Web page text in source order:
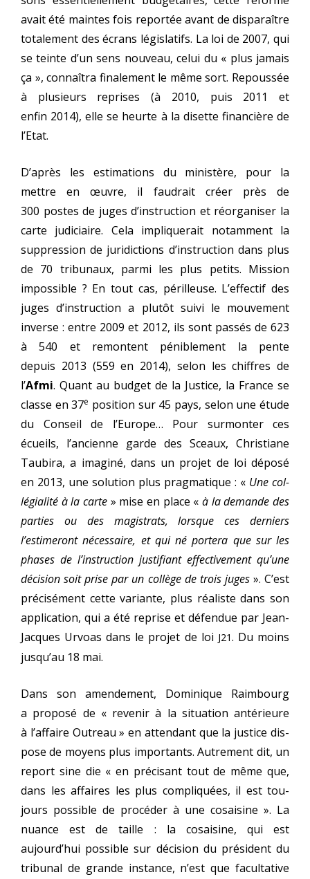
avait été maintes fois repor­tée avant de dis­pa­raître
tota­le­ment des écrans légis­la­tifs. La loi de 2007, qui
se teinte d’un sens nou­veau, celui du « plus jamais
ça », connaî­tra fina­le­ment le même sort. Repoussée
à plu­sieurs reprises (à 2010, puis 2011 et
enfin 2014), elle se heurte à la disette finan­cière de
l’Etat.
D’après les esti­ma­tions du minis­tère, pour la
mettre en œuvre, il fau­drait créer près de
300 postes de juges d’instruction et réor­ga­ni­ser la
carte judi­ciaire. Cela impli­que­rait notam­ment la
sup­pres­sion de juri­dic­tions d’instruction dans plus
de 70 tri­bu­naux, par­mi les plus petits. Mission
impos­sible ? En tout cas, périlleuse. L’effectif des
juges d’instruction a plu­tôt sui­vi le mou­ve­ment
inverse : entre 2009 et 2012, ils sont pas­sés de 623
à 540 et remontent péni­ble­ment la pente
depuis 2013 (559 en 2014), selon les chiffres de
l’Afmi. Quant au bud­get de la Justice, la France se
classe en 37e posi­tion sur 45 pays, selon une étude
du Conseil de l’Europe… Pour sur­mon­ter ces
écueils, l’ancienne garde des Sceaux, Christiane
Taubira, a ima­gi­né, dans un pro­jet de loi dépo­sé
en 2013, une solu­tion plus prag­ma­tique : « Une col­
lé­gia­li­té à la carte » mise en place « à la demande des
par­ties ou des magis­trats, lorsque ces der­niers
l’estimeront néces­saire, et qui né por­te­ra que sur les
phases de l’instruction jus­ti­fiant effec­ti­ve­ment qu’une
déci­sion soit prise par un col­lège de trois juges». C’est
pré­ci­sé­ment cette variante, plus réa­liste dans son
appli­ca­tion, qui a été reprise et défen­due par Jean-
Jacques Urvoas dans le pro­jet de loi J21. Du moins
jusqu’au 18 mai.
Dans son amen­de­ment, Dominique Raimbourg
a pro­po­sé de « reve­nir à la situa­tion anté­rieure
à l’affaire Outreau » en atten­dant que la jus­tice dis­
pose de moyens plus impor­tants. Autrement dit, un
report sine die « en pré­ci­sant tout de même que,
dans les affaires les plus com­pli­quées, il est tou­
jours pos­sible de pro­cé­der à une cosai­sine ». La
nuance est de taille : la cosai­sine, qui est
aujourd’hui pos­sible sur déci­sion du pré­sident du
tri­bu­nal de grande ins­tance, n’est que facul­ta­tive